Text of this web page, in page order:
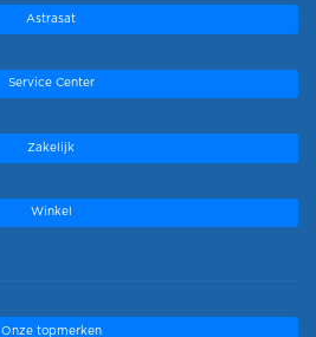
Astrasat
Service Center
Zakelijk
Winkel
Onze topmerken